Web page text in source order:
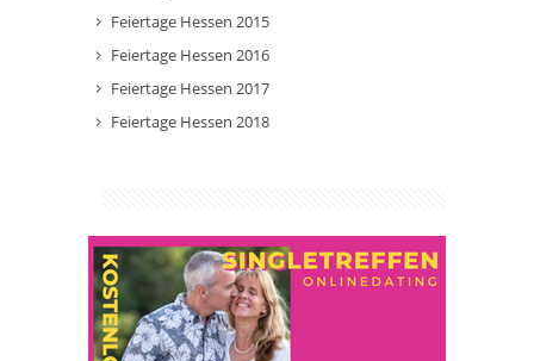
Feiertage Hessen 2015
Feiertage Hessen 2016
Feiertage Hessen 2017
Feiertage Hessen 2018